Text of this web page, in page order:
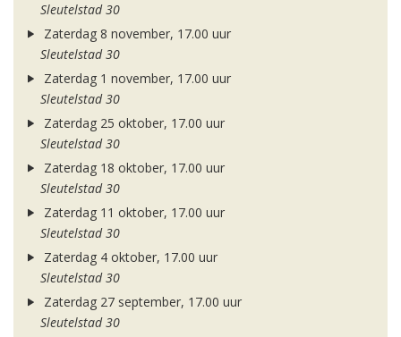
Sleutelstad 30
Zaterdag 8 november, 17.00 uur
Sleutelstad 30
Zaterdag 1 november, 17.00 uur
Sleutelstad 30
Zaterdag 25 oktober, 17.00 uur
Sleutelstad 30
Zaterdag 18 oktober, 17.00 uur
Sleutelstad 30
Zaterdag 11 oktober, 17.00 uur
Sleutelstad 30
Zaterdag 4 oktober, 17.00 uur
Sleutelstad 30
Zaterdag 27 september, 17.00 uur
Sleutelstad 30